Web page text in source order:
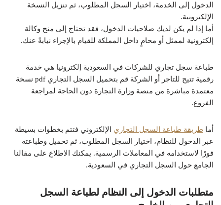
الدخول إلى الخدمة، اختيار السجل المطلوب، ثم تنزيل النسخة
الإلكترونية.
أما إذا لم يكن لديك صلاحيات الدخول، فقد تحتاج إلى منح وكالة
إلكترونية لممثل أو محامٍ داخل المملكة للقيام بالإجراء نيابةً عنك.
طباعة سجل تجاري للشركات في السعودية إلكترونيا هي خدمة
رقمية تتيح للتاجر أو الشركة قم بتحميل السجل التجاري pdf نسخة
معتمدة مباشرة من منصة وزارة التجارة دون الحاجة لمراجعة
الفروع.
أما طريقة طباعة السجل التجاري الإلكتروني فتتم بخطوات بسيطة
عبر الدخول للنظام، اختيار السجل المطلوب، ثم تحميل وطباعته
فورًا لاستخدامه في المعاملات الرسمية. يمكنك الاطلاع على مقالنا
الجامع حول السجل التجاري في السعودية.
متطلبات الدخول إلى النظام لطباعة السجل